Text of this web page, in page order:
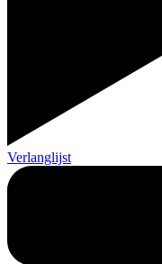
Verlanglijst